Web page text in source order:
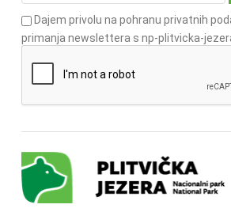
Dajem privolu na pohranu privatnih
primanja newslettera s np-plitvicka-